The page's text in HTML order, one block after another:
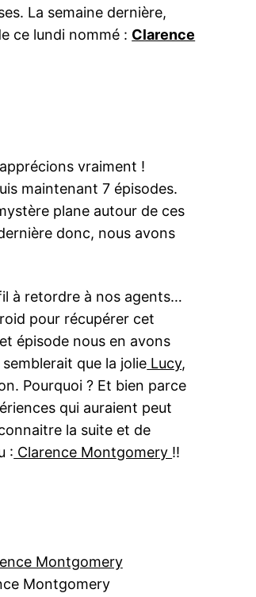
La semaine dernière,
ce lundi nommé : Clarence
vraiment !
maintenant 7 épisodes.
plane autour de ces
donc, nous avons
à retordre à nos agents…
pour récupérer cet
épisode nous en avons
que la jolie Lucy,
Pourquoi ? Et bien parce
qui auraient peut
la suite et de
: Clarence Montgomery !!
Montgomery